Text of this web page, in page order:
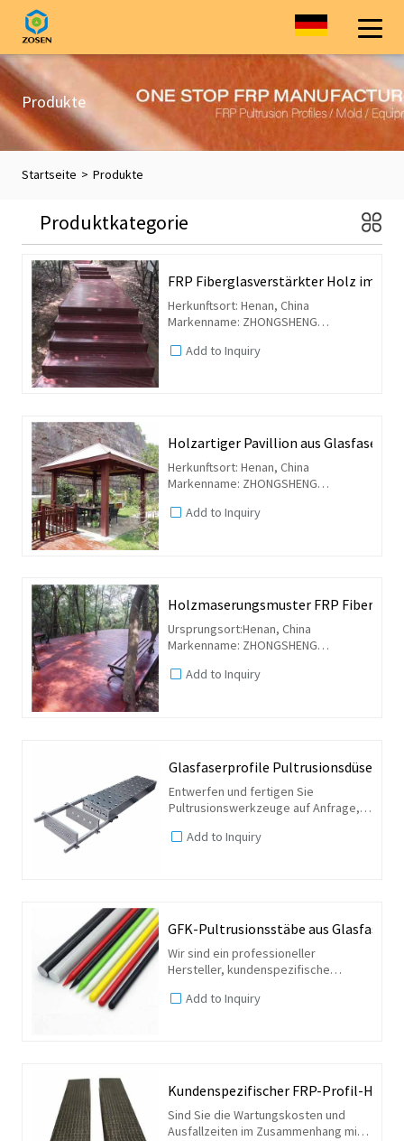
Produkte
Startseite > Produkte
FRP Fiberglasverstärkter Holz
Herkunftsort: Henan, China
Markenname: ZHONGSHENG
aus Glasfaser / Holzstruktur FRP-
Add to Inquiry
Holzartiger Pavillion aus
Herkunftsort: Henan, China
Markenname: ZHONGSHENG
aus Fiberglas / pultrudierte Profile
Add to Inquiry
Holzmaserungsmuster FRP
Ursprungsort:Henan, China
Markenname: ZHONGSHENG
Profile / Holzstruktur FRP pultrudierte
Add to Inquiry
Glasfaserprofile Pultrusionsdüse
Entwerfen und fertigen Sie
Pultrusionswerkzeuge auf Anfrage,
Pultrusionslösungen an.
Add to Inquiry
GFK-Pultrusionsstäbe aus Glasfaser
Wir sind ein professioneller
Hersteller, kundenspezifische
Add to Inquiry
Kundenspezifischer FRP-Profil-H-
Sind Sie die Wartungskosten und
Ausfallzeiten im Zusammenhang mit
Produktkategorie